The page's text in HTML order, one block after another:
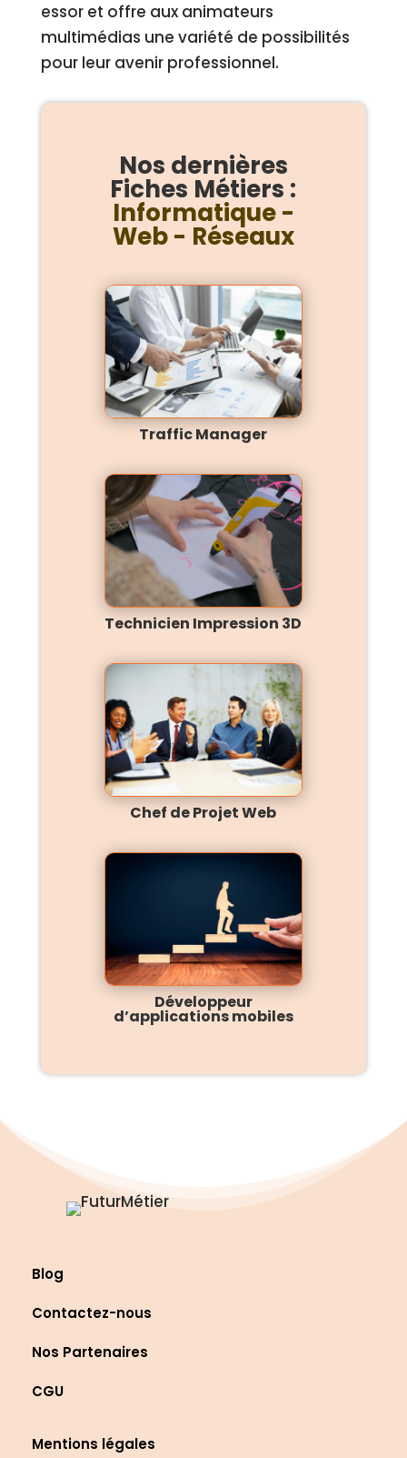
essor et offre aux animateurs
multimédias une variété de possibilités
pour leur avenir professionnel.
Nos dernières
Fiches Métiers :
Informatique -
Web - Réseaux
Traffic Manager
Technicien Impression 3D
Chef de Projet Web
Développeur
d’applications mobiles
Blog
Contactez-nous
Nos Partenaires
CGU
Mentions légales